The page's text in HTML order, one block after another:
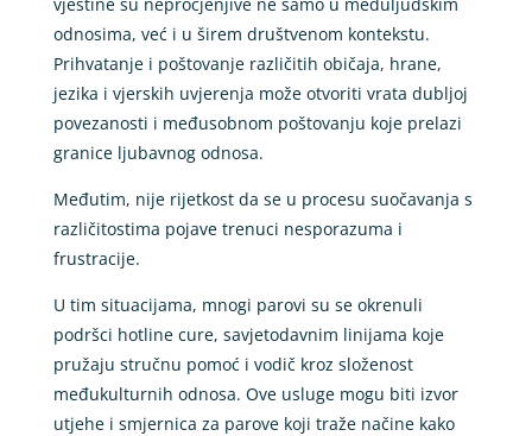
odnosima, već i u širem društvenom kontekstu.
Prihvatanje i poštovanje različitih običaja, hrane,
jezika i vjerskih uvjerenja može otvoriti vrata dubljoj
povezanosti i međusobnom poštovanju koje prelazi
granice ljubavnog odnosa.
Međutim, nije rijetkost da se u procesu suočavanja s
različitostima pojave trenuci nesporazuma i
frustracije.
U tim situacijama, mnogi parovi su se okrenuli
podršci hotline cure, savjetodavnim linijama koje
pružaju stručnu pomoć i vodič kroz složenost
međukulturnih odnosa. Ove usluge mogu biti izvor
utjehe i smjernica za parove koji traže načine kako